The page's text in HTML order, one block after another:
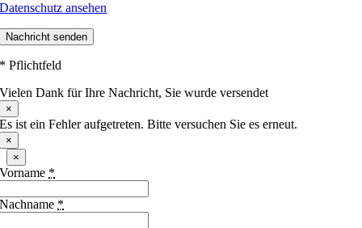
Datenschutz ansehen
Nachricht senden
* Pflichtfeld
Vielen Dank für Ihre Nachricht, Sie wurde versendet
×
Es ist ein Fehler aufgetreten. Bitte versuchen Sie es erneut.
×
×
Vorname *
Nachname *